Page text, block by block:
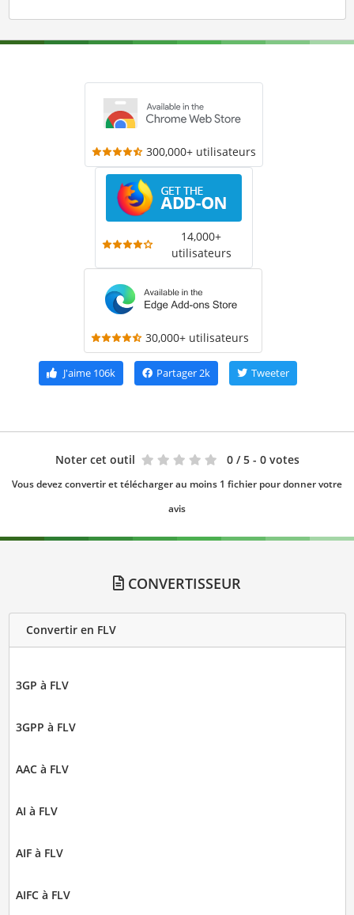
300,000+ utilisateurs
14,000+
utilisateurs
30,000+ utilisateurs
J'aime106k Partager2k Tweeter
Noter cet outil 0 / 5 - 0 votes
Vous devez convertir et télécharger au moins 1 fichier pour donner votre
avis
CONVERTISSEUR
Convertir en FLV
3GP à FLV
3GPP à FLV
AAC à FLV
AI à FLV
AIF à FLV
AIFC à FLV